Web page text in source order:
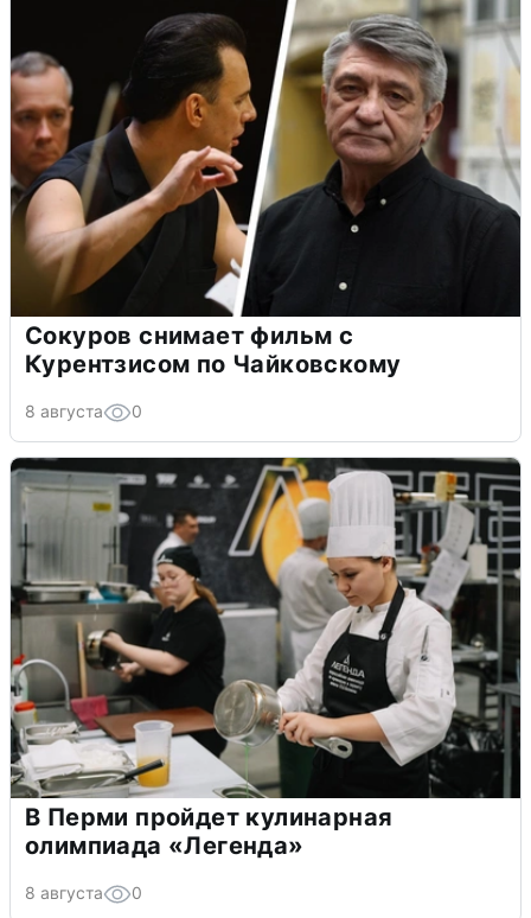
Сокуров снимает фильм с
Курентзисом по Чайковскому
8 августа 0
В Перми пройдет кулинарная
олимпиада «Легенда»
8 августа 0